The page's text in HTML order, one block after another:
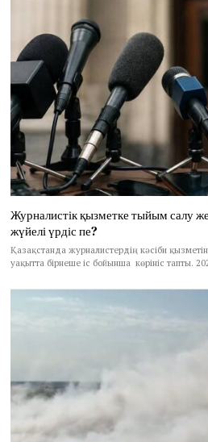
Журналистік қызметке тыйым салу
жүйелі үрдіс пе?
Қазақстанда журналистердің кәсіби
уақытта бірнеше іс бойынша көрініс тапты.